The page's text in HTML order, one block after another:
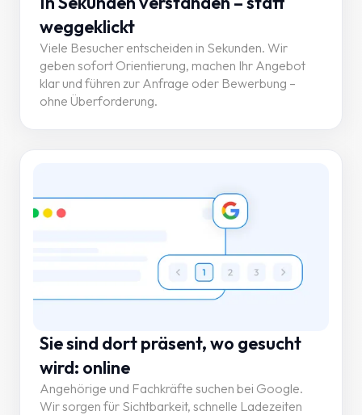
weggeklickt
Viele Besucher entscheiden in Sekunden. Wir
geben sofort Orientierung, machen Ihr Angebot
klar und führen zur Anfrage oder Bewerbung –
ohne Überforderung.
Sie sind dort präsent, wo gesucht
wird: online
Angehörige und Fachkräfte suchen bei Google.
Wir sorgen für Sichtbarkeit, schnelle Ladezeiten